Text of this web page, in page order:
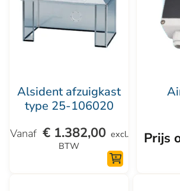
Alsident afzuigkast
type 25-106020
€1.382,00 excl.
BTW
meerdere
variaties.
Deze
gekozen
worden
op
Prijs